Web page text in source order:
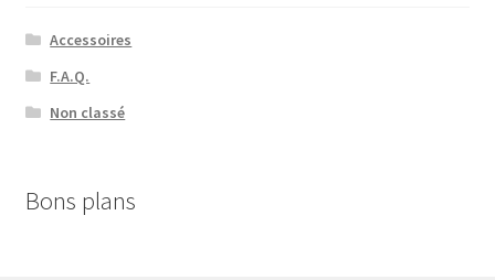
Accessoires
F.A.Q.
Non classé
Bons plans